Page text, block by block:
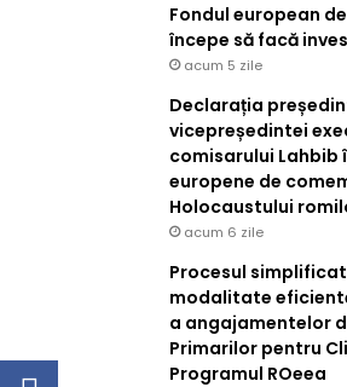
Fondul european
începe să facă
acum 5 zile
Declarația
vicepreședintei
comisarului Lahbib
europene de
Holocaustului
acum 6 zile
Procesul simplificat
modalitate
a angajamentelor
Primarilor pentru
Programul ROeea